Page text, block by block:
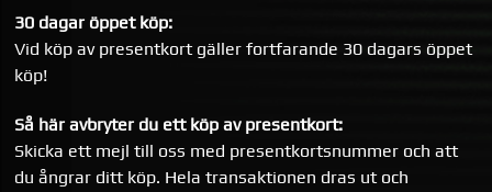
30 dagar öppet köp:
Vid köp av presentkort gäller fortfarande 30 dagars öppet
köp!
Så här avbryter du ett köp av presentkort:
Skicka ett mejl till oss med presentkortsnummer och att
du ångrar ditt köp. Hela transaktionen dras ut och